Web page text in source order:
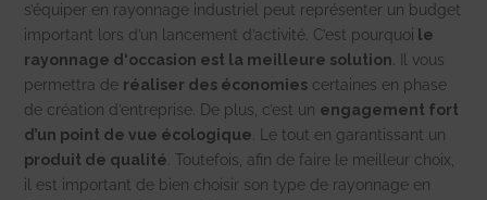
s’équiper en rayonnage industriel peut représenter un budget
important lors d’un lancement d’activité. C’est pourquoi le
rayonnage d‘occasion est la meilleure solution. Il vous
permettra de réaliser des économies certaines en phase
de création d’entreprise. De plus, c’est un engagement fort
d’un point de vue écologique. Le tout en garantissant un
produit de qualité.Toutefois, afin de faire le meilleur choix,
il est important de bien choisir son type de rayonnage en